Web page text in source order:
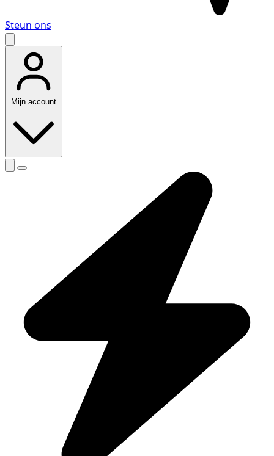
Steun ons
Mijn account